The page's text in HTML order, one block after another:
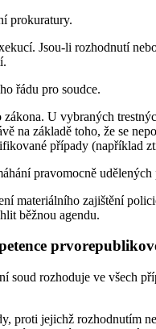
prokuratury.
Jsou-li rozhodnutí
řádu pro soudce.
U vybraných
na základě toho, že se
případy (například
pravomocně
materiálního zajištění
běžnou agendu.
soud rozhoduje ve všech
proti jejichž rozhodnutím